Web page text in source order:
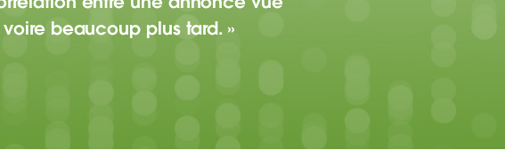
beaucoup plus tard.